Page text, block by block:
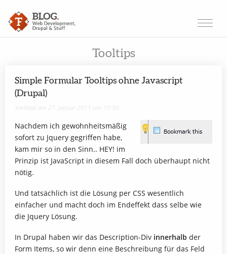
Tooltips
Simple Formular Tooltips ohne Javascript
(Drupal)
Verfasst am 27. Januar 2011 um 10:50.
Nachdem ich gewohnheitsmäßig
sofort zu Jquery gegriffen habe,
kam mir so in den Sinn.. HEY! im
Prinzip ist JavaScript in diesem Fall doch überhaupt nicht
nötig.
Und tatsächlich ist die Lösung per CSS wesentlich
einfacher und macht doch im Endeffekt dass selbe wie
die Jquery Lösung.
In Drupal haben wir das Description-Div innerhalb der
Form Items, so wir denn eine Beschreibung für das Feld